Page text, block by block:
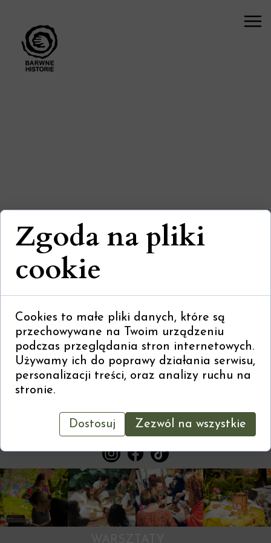
Strona główna
SKLEP
ania@kucharek.biz
Zgoda na pliki
cookie
Cookies to małe pliki danych, które są
przechowywane na Twoim urządzeniu
podczas przeglądania stron internetowych.
Używamy ich do poprawy działania serwisu,
personalizacji treści, oraz analizy ruchu na
stronie.
Dostosuj Zezwól na wszystkie